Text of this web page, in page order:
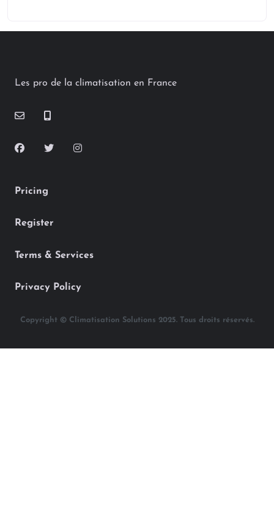
Les pro de la climatisation en France
Pricing
Register
Terms & Services
Privacy Policy
Copyright © Climatisation Solutions 2025. Tous droits réservés.